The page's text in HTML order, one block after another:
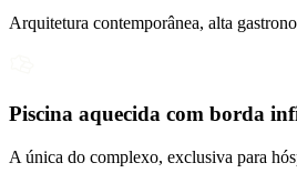
Arquitetura contemporânea, alta
Piscina aquecida com borda
A única do complexo, exclusiva para